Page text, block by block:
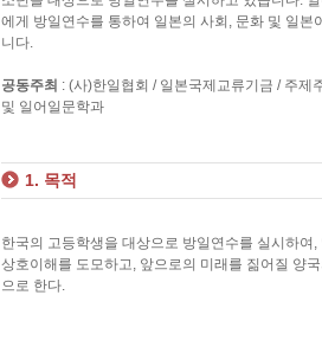
에게 방일연수를 통하여 일본의 사회, 문화 및 일
니다.
공동주최 : (사)한일협회 / 일본국제교류기금 / 주
및 일어일문학과
1. 목적
한국의 고등학생을 대상으로 방일연수를 실시하
상호이해를 도모하고, 앞으로의 미래를 짊어질 양
으로 한다.